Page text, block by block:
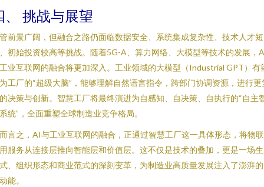
、 挑战与展望
前景广阔，但融合之路仍面临数据安全、系统集成复杂性、技术人才短
初始投资较高等挑战。随着5G-A、算力网络、大模型等技术的发展，
业互联网的融合将更加深入。工业领域的大模型（Industrial GPT）有
工厂的“超级大脑”，能够理解自然语言指令，跨部门协调资源，进行更
决策与创新。智慧工厂将最终演进为自感知、自决策、自执行的“自主
统”，全面重塑全球制造业竞争格局。
言之，AI与工业互联网的融合，正通过智慧工厂这一具体形态，将物
服务从连接层推向智能层和价值层。这不仅是技术的叠加，更是一场
、组织形态和商业范式的深刻变革，为制造业高质量发展注入了澎湃
能。